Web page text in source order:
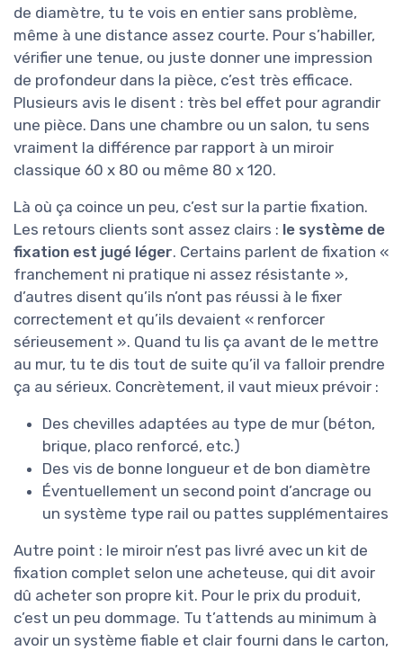
de diamètre, tu te vois en entier sans problème,
même à une distance assez courte. Pour s’habiller,
vérifier une tenue, ou juste donner une impression
de profondeur dans la pièce, c’est très efficace.
Plusieurs avis le disent : très bel effet pour agrandir
une pièce. Dans une chambre ou un salon, tu sens
vraiment la différence par rapport à un miroir
classique 60 x 80 ou même 80 x 120.
Là où ça coince un peu, c’est sur la partie fixation.
Les retours clients sont assez clairs : le système de
fixation est jugé léger. Certains parlent de fixation «
franchement ni pratique ni assez résistante »,
d’autres disent qu’ils n’ont pas réussi à le fixer
correctement et qu’ils devaient « renforcer
sérieusement ». Quand tu lis ça avant de le mettre
au mur, tu te dis tout de suite qu’il va falloir prendre
ça au sérieux. Concrètement, il vaut mieux prévoir :
Des chevilles adaptées au type de mur (béton,
brique, placo renforcé, etc.)
Des vis de bonne longueur et de bon diamètre
Éventuellement un second point d’ancrage ou
un système type rail ou pattes supplémentaires
Autre point : le miroir n’est pas livré avec un kit de
fixation complet selon une acheteuse, qui dit avoir
dû acheter son propre kit. Pour le prix du produit,
c’est un peu dommage. Tu t’attends au minimum à
avoir un système fiable et clair fourni dans le carton,